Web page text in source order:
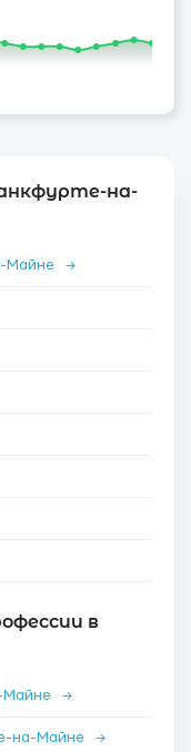
на-
Майне →
в
Майне →
на-Майне →